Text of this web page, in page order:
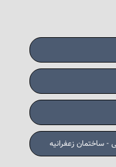
- ساختمان زعفرانیه